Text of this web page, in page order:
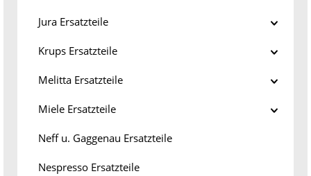
Jura Ersatzteile
Krups Ersatzteile
Melitta Ersatzteile
Miele Ersatzteile
Neff u. Gaggenau Ersatzteile
Nespresso Ersatzteile